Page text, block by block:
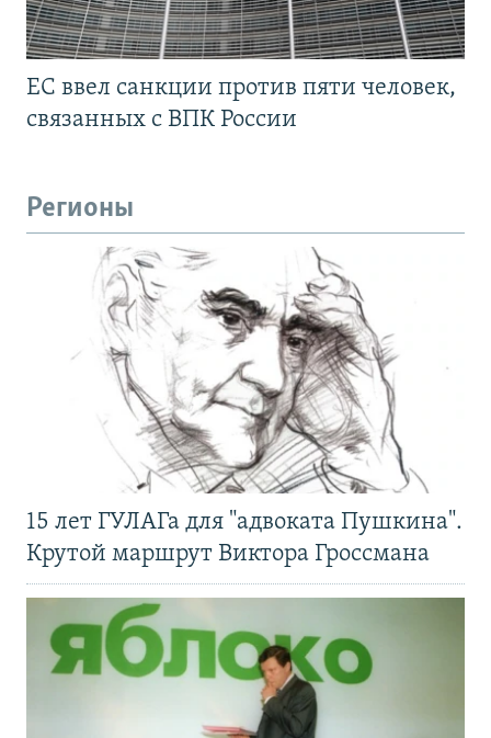
ЕС ввел санкции против пяти человек,
связанных с ВПК России
Регионы
15 лет ГУЛАГа для "адвоката Пушкина".
Крутой маршрут Виктора Гроссмана